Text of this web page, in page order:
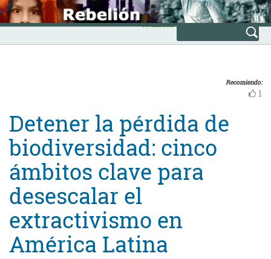
Skip
to
content
INICIO
Avanzada
Recomiendo:
1
Detener la pérdida de
biodiversidad: cinco
ámbitos clave para
desescalar el
extractivismo en
América Latina